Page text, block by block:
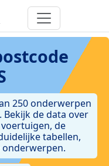
250 onderwerpen
Bekijk de data over
de
tabellen,